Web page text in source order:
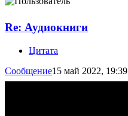
Re: Аудиокниги
Цитата
Сообщение15 май 2022, 19:39